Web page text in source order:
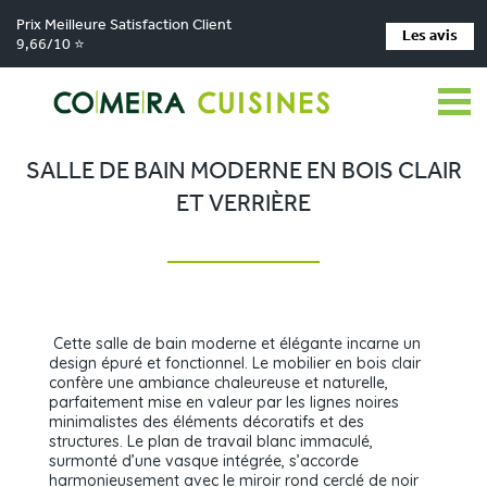
Prix Meilleure Satisfaction Client
9,66/10 ⭐
Les avis
Comera Cuisines > Nos magasins de cuisine > Cuisiniste Firminy
Réalisations > Salle de bain moderne en bois clair et verrière
SALLE DE BAIN MODERNE EN BOIS CLAIR
ET VERRIÈRE
Cette salle de bain moderne et élégante incarne un
design épuré et fonctionnel. Le mobilier en bois clair
confère une ambiance chaleureuse et naturelle,
parfaitement mise en valeur par les lignes noires
minimalistes des éléments décoratifs et des
structures. Le plan de travail blanc immaculé,
surmonté d’une vasque intégrée, s’accorde
harmonieusement avec le miroir rond cerclé de noir